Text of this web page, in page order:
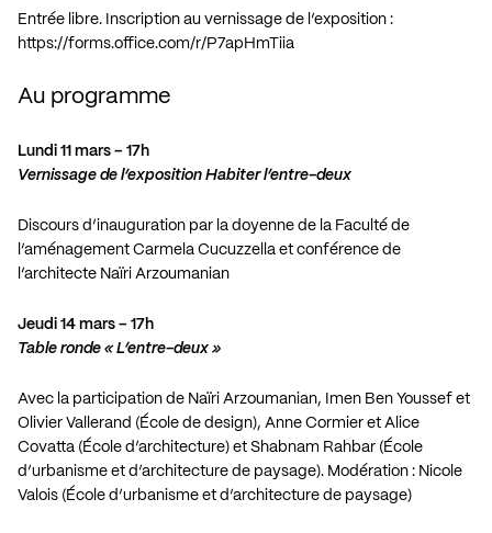
Entrée libre. Inscription au vernissage de l’exposition :
https://forms.office.com/r/P7apHmTiia
Au programme
Lundi 11 mars – 17h
Vernissage de l’exposition Habiter l’entre-deux
Discours d’inauguration par la doyenne de la Faculté de
l’aménagement Carmela Cucuzzella et conférence de
l’architecte Naïri Arzoumanian
Jeudi 14 mars – 17h
Table ronde « L’entre-deux »
Avec la participation de Naïri Arzoumanian, Imen Ben Youssef et
Olivier Vallerand (École de design), Anne Cormier et Alice
Covatta (École d’architecture) et Shabnam Rahbar (École
d’urbanisme et d’architecture de paysage). Modération : Nicole
Valois (École d’urbanisme et d’architecture de paysage)